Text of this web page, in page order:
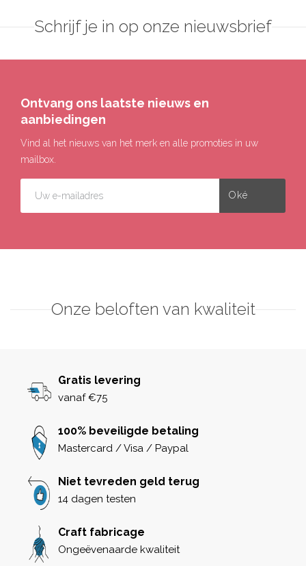
Schrijf je in op onze nieuwsbrief
Ontvang ons laatste nieuws en
aanbiedingen
Vind al het nieuws van het merk en alle promoties in uw
mailbox.
Onze beloften van kwaliteit
Gratis levering
vanaf €75
100% beveiligde betaling
Mastercard / Visa / Paypal
Niet tevreden geld terug
14 dagen testen
Craft fabricage
Ongeëvenaarde kwaliteit